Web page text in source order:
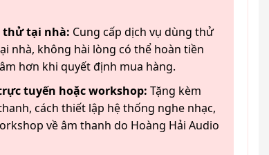
thử tại nhà: Cung cấp dịch vụ dùng thử
nhà, không hài lòng có thể hoàn tiền
hơn khi quyết định mua hàng.
tuyến hoặc workshop: Tặng kèm
cách thiết lập hệ thống nghe nhạc,
về âm thanh do Hoàng Hải Audio